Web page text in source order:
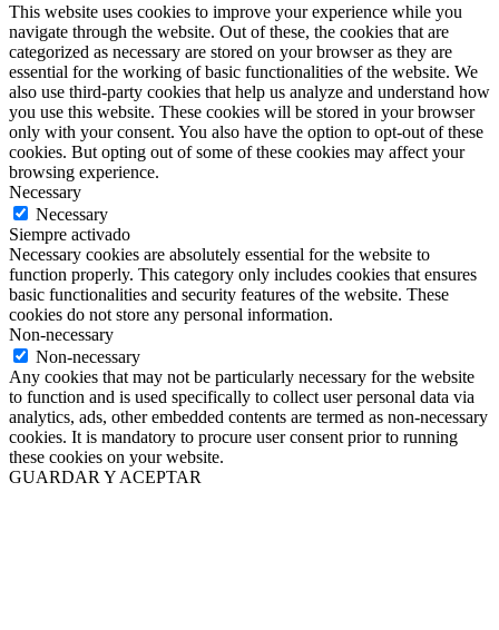
This website uses cookies to improve your experience while you
navigate through the website. Out of these, the cookies that are
categorized as necessary are stored on your browser as they are
essential for the working of basic functionalities of the website. We
also use third-party cookies that help us analyze and understand how
you use this website. These cookies will be stored in your browser
only with your consent. You also have the option to opt-out of these
cookies. But opting out of some of these cookies may affect your
browsing experience.
Necessary
Necessary
Siempre activado
Necessary cookies are absolutely essential for the website to
function properly. This category only includes cookies that ensures
basic functionalities and security features of the website. These
cookies do not store any personal information.
Non-necessary
Non-necessary
Any cookies that may not be particularly necessary for the website
to function and is used specifically to collect user personal data via
analytics, ads, other embedded contents are termed as non-necessary
cookies. It is mandatory to procure user consent prior to running
these cookies on your website.
GUARDAR Y ACEPTAR